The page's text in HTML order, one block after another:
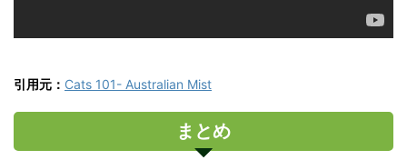
引用元： Cats 101- Australian Mist
まとめ